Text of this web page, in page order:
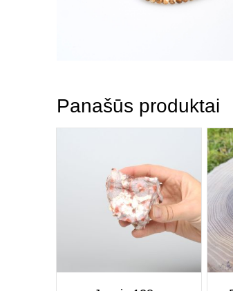
Panašūs produktai